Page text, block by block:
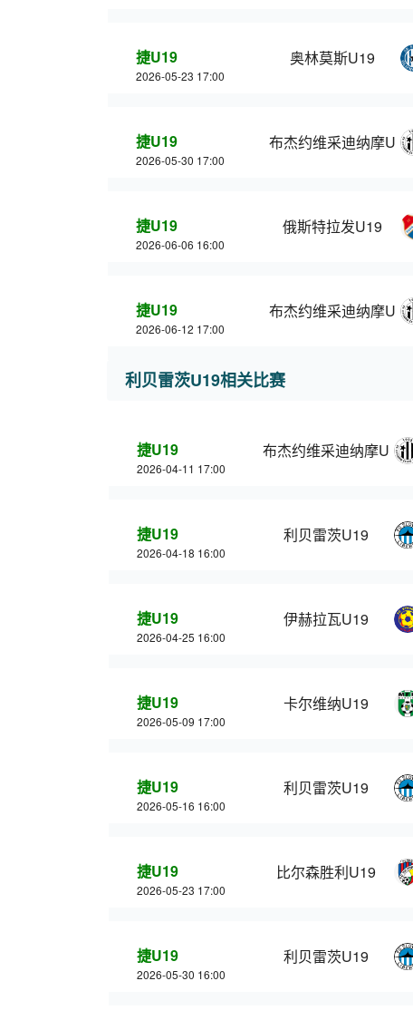
捷U19
2026-05-23 17:00
奥林莫斯U19
捷U19
2026-05-30 17:00
布杰约维采迪纳摩U19
捷U19
2026-06-06 16:00
俄斯特拉发U19
捷U19
2026-06-12 17:00
布杰约维采迪纳摩U19
利贝雷茨U19相关比赛
捷U19
2026-04-11 17:00
布杰约维采迪纳摩U19
捷U19
2026-04-18 16:00
利贝雷茨U19
捷U19
2026-04-25 16:00
伊赫拉瓦U19
捷U19
2026-05-09 17:00
卡尔维纳U19
捷U19
2026-05-16 16:00
利贝雷茨U19
捷U19
2026-05-23 17:00
比尔森胜利U19
捷U19
2026-05-30 16:00
利贝雷茨U19